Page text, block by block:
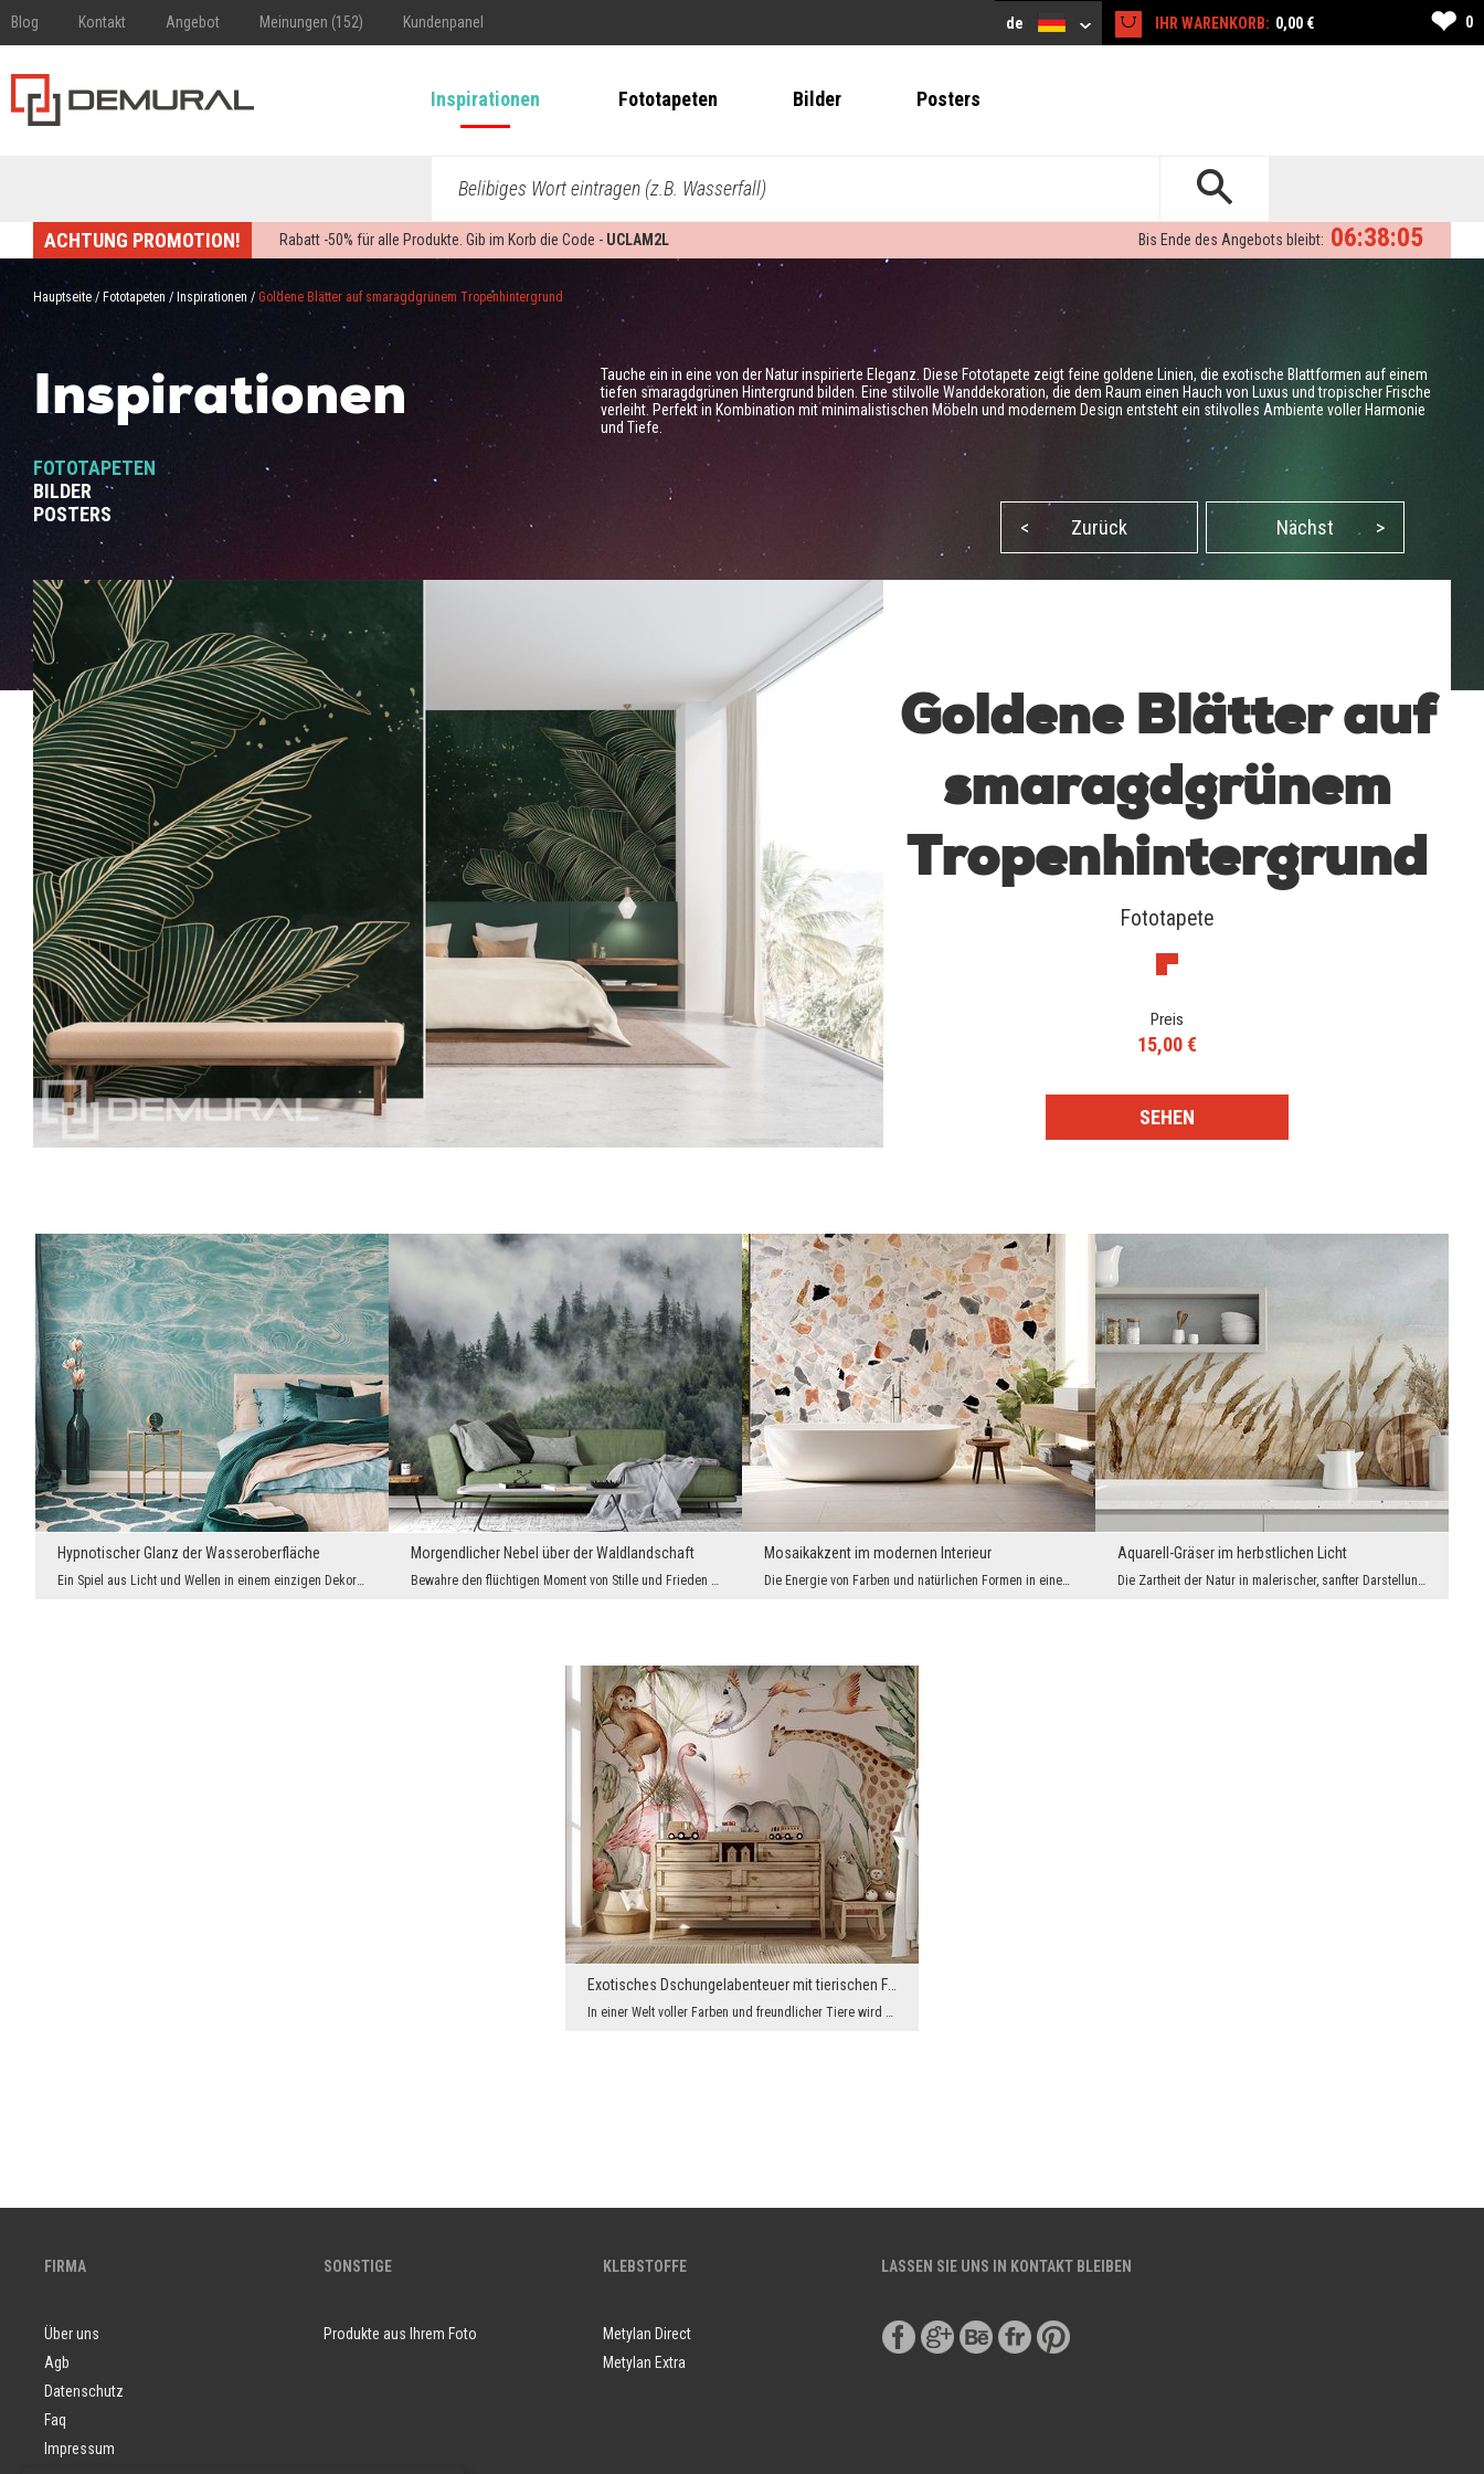
Blog Kontakt Angebot Meinungen (152) Kundenpanel de IHR WARENKORB: 0,00 € ❤ 0
Inspirationen Fototapeten Bilder Posters
Belibiges Wort eintragen (z.B. Wasserfall)
ACHTUNG PROMOTION! Rabatt -50% für alle Produkte. Gib im Korb die Code - UCLAM2L 06:38:04
Bis Ende des Angebots bleibt:
Hauptseite/ Fototapeten / Inspirationen / Goldene Blätter auf smaragdgrünem Tropenhintergrund
Inspirationen
FOTOTAPETEN
BILDER
POSTERS
Tauche ein in eine von der Natur inspirierte Eleganz. Diese Fototapete zeigt feine goldene Linien, die exotische Blattformen auf einem
tiefen smaragdgrünen Hintergrund bilden. Eine stilvolle Wanddekoration, die dem Raum einen Hauch von Luxus und tropischer Frische
verleiht. Perfekt in Kombination mit minimalistischen Möbeln und modernem Design entsteht ein stilvolles Ambiente voller Harmonie
und Tiefe.
< Zurück Nächst >
Goldene Blätter auf
smaragdgrünem
Tropenhintergrund
Fototapete
Preis
15,00 €
SEHEN
Hypnotischer Glanz der Wasseroberfläche
Ein Spiel aus Licht und Wellen in einem einzigen Dekorelement. Die Fototapete zeigt eine realisti...
Morgendlicher Nebel über der Waldlandschaft
Bewahre den flüchtigen Moment von Stille und Frieden in deinem Zuhause. Die Fototapete zeigt eine...
Mosaikakzent im modernen Interieur
Die Energie von Farben und natürlichen Formen in einem einzigen Designelement. Diese Fototapete i...
Aquarell-Gräser im herbstlichen Licht
Die Zartheit der Natur in malerischer, sanfter Darstellung. Die Fototapete zeigt goldene Gräser, ...
Exotisches Dschungelabenteuer mit tierischen Freunden
In einer Welt voller Farben und freundlicher Tiere wird der Alltag zum Abenteuer. Die Fototapete ...
FIRMA
Über uns
Agb
Datenschutz
Faq
Impressum
SONSTIGE
Produkte aus Ihrem Foto
KLEBSTOFFE
Metylan Direct
Metylan Extra
LASSEN SIE UNS IN KONTAKT BLEIBEN